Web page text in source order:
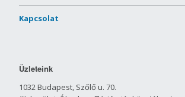
Kapcsolat
Üzleteink
1032 Budapest, Szőlő u. 70.